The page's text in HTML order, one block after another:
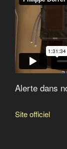
Global
alimentaire
Food Inc
Les
La vérité
Alerte
Alerte dans
Site officiel